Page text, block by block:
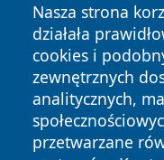
Nasza strona
działała
cookies i
zewnętrznych
analitycznych,
przetwarzane
Copyright © 2026
zastrzeżone.